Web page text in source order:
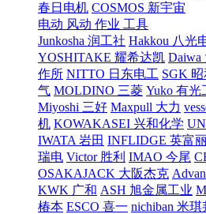
春日电机 COSMOS 新宇宙
电动 风动 作业 工具
Junkosha 润工社 Hakkou 八光
YOSHITAKE 耀希达凯 Daiwa
作所 NITTO 日东电工 SGK
气 MOLDINO 三菱 Yuko 有光
Miyoshi 三好 Maxpull 大力
机 KOWAKASEI 兴和化学
IWATA 岩田 INFLIDGE 英富
瑞电 Victor 胜利 IMAO 今尾
OSAKAJACK 大阪杰克
KWK 广和 ASH 旭金属工业
椿本 ESCO 喜一 nichiban 米琪